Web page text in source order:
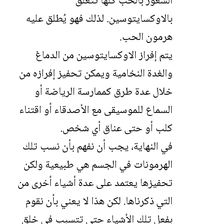
بالاوكسايتوسين. لذلك فهو يُطلق عليه
هرمون الحب.
يتم إفراز الاوكسايتوسين من الدماغ
والغدة النخامية ويمكن تحفيز إفرازه من
خلال عدة طرق كممارسة الرياضة أو
السماع للموسيقى مع الأصدقاء أو اقتناء
كلب أو حتى عناق أي شخص.
في النهاية، يجب أن نفهم بأن نسب تلك
الهرمونات في الجسم هي طبيعية ولكن
تحفيزها يعتمد على عدة أشياء أخرى من
التي ذكرناها. لكن هذا لا يعني بأن نقوم
بفعل تلك الأشياء حتى تتسبب في خلق